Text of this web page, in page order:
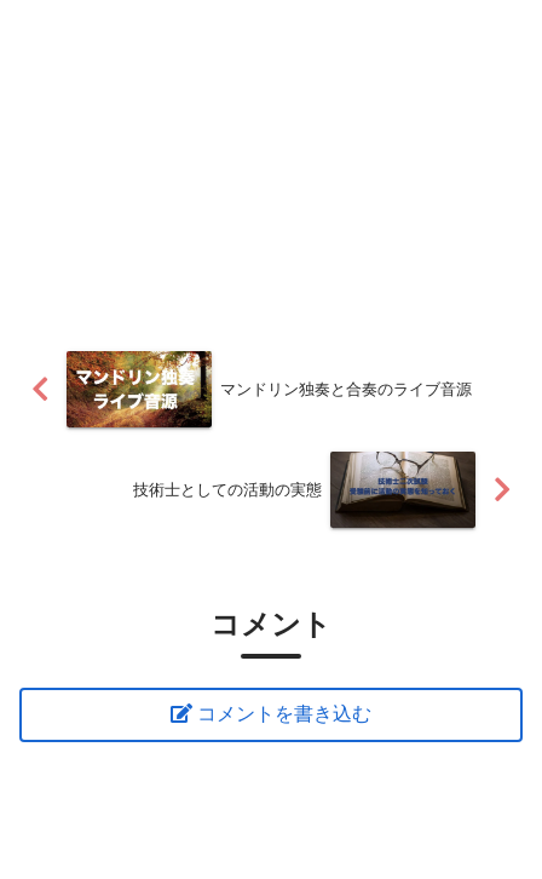
マンドリン独奏と合奏のライブ音源
技術士としての活動の実態
コメント
コメントを書き込む